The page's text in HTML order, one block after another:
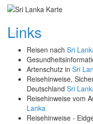
Links
Reisen nach Sri
Artenschutz in Sri
Reisehinweise,
Deutschland Sri
Reisehinweise vom
Lanka
Reisehinweise -